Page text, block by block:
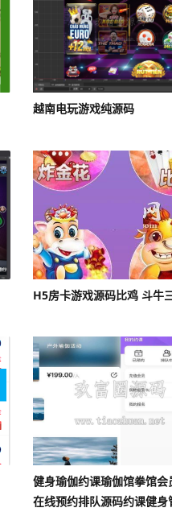
越南电玩游戏纯源码
H5房卡游戏源码比鸡 斗牛
健身瑜伽约课瑜伽馆拳馆会
在线预约排队源码约课健身